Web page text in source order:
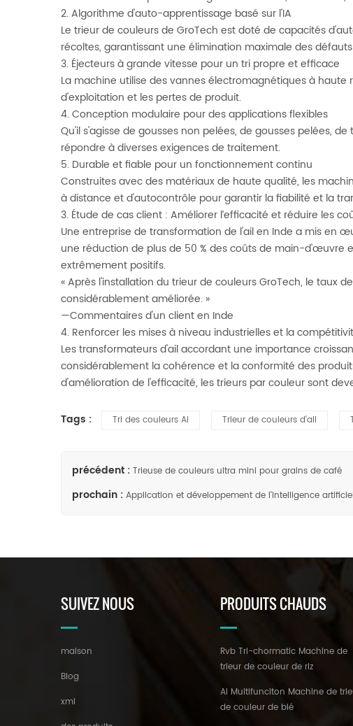
2. Algorithme d'auto-apprentissage basé sur l'IA
Le trieur de couleurs de GroTech est doté de capacités
récoltes, garantissant une élimination maximale des
3. Éjecteurs à grande vitesse pour un tri propre et efficace
La machine utilise des vannes électromagnétiques à
d'exploitation et les pertes de produit.
4. Conception modulaire pour des applications flexibles
Qu'il s'agisse de gousses non pelées, de gousses pelées,
répondre à diverses exigences de traitement.
5. Durable et fiable pour un fonctionnement continu
Construites avec des matériaux de haute qualité, les
à distance et d'autocontrôle pour garantir la fiabilité et la
3. Étude de cas client : Améliorer l’efficacité et réduire les
Une entreprise de transformation de l'ail en Inde a mis en
une réduction de plus de 50 % des coûts de main-d'œuvre
extrêmement positifs.
« Après l'installation du trieur de couleurs GroTech, le taux
considérablement améliorée. »
—Commentaires d'un client en Inde
4. Renforcer les mises à niveau industrielles et la
Les transformateurs d'ail accordant une importance
considérablement la cohérence et la conformité des
d'amélioration de l'efficacité, les trieurs par couleur sont
Tags : Tri des couleurs Ai Trieur de couleurs d'ail
précédent : Trieuse de couleurs ultra mini pour grains de café
prochain : Application et développement de l'intelligence
SUIVEZ NOUS
maison
Blog
xml
PRODUITS CHAUDS
Rvb Tri-chormatic Machine de
trieur de couleur de riz
AI Multifunciton Machine de
de couleur de blé